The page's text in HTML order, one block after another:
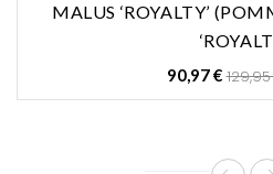
MALUS ‘ROYALTY’
90,97 €Prix